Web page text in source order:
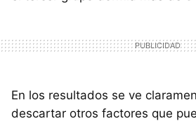
En los resultados se ve
descartar otros factores que